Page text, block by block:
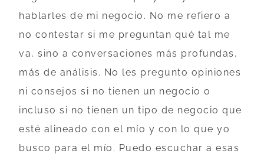
hablarles de mi negocio. No me refiero a
no contestar si me preguntan qué tal me
va, sino a conversaciones más profundas,
más de análisis. No les pregunto opiniones
ni consejos si no tienen un negocio o
incluso si no tienen un tipo de negocio que
esté alineado con el mío y con lo que yo
busco para el mío. Puedo escuchar a esas